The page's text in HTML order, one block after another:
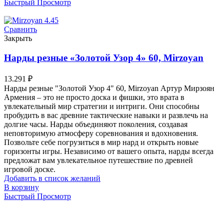
Быстрый Просмотр
Сравнить
Закрыть
Нарды резные «Золотой Узор 4» 60, Mirzoyan
13.291 ₽
Нарды резные "Золотой Узор 4" 60, Mirzoyan Артур Мирзоян
Армения – это не просто доска и фишки, это врата в
увлекательный мир стратегии и интриги. Они способны
пробудить в вас древние тактические навыки и развлечь на
долгие часы. Нарды объединяют поколения, создавая
неповторимую атмосферу соревнования и вдохновения.
Позвольте себе погрузиться в мир нард и открыть новые
горизонты игры. Независимо от вашего опыта, нарды всегда
предложат вам увлекательное путешествие по древней
игровой доске.
Добавить в список желаний
В корзину
Быстрый Просмотр